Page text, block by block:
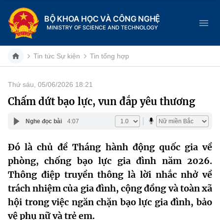
BỘ KHOA HỌC VÀ CÔNG NGHỆ
MINISTRY OF SCIENCE AND TECHNOLOGY
Danh mục
Trang chủ
Chức năng nhiệm vụ
Cơ cấu tổ chức
Lịch sử phát triển
Tin tức sự kiện
Khoa học và Công nghệ
Đổi mới sáng tạo
Dịch vụ công
Hệ thống văn bản
Tin tức Sự kiện Tin tổng hợp
Thứ sáu, 05/06/2026 18:21
Chấm dứt bạo lực, vun đắp yêu thương
Nghe đọc bài 4:07
Đó là chủ đề Tháng hành động quốc gia về
phòng, chống bạo lực gia đình năm 2026.
Thông điệp truyền thông là lời nhắc nhở về
trách nhiệm của gia đình, cộng đồng và toàn xã
hội trong việc ngăn chặn bạo lực gia đình, bảo
vệ phụ nữ và trẻ em.